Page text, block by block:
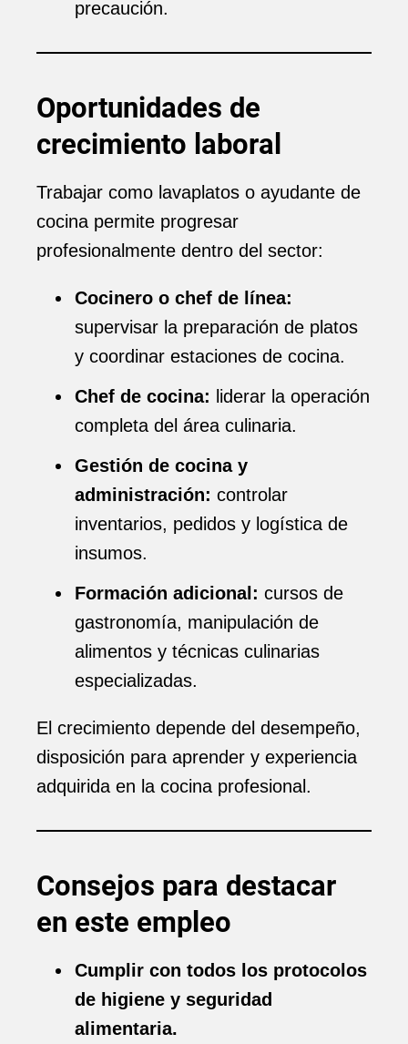
precaución.
Oportunidades de
crecimiento laboral
Trabajar como lavaplatos o ayudante de
cocina permite progresar
profesionalmente dentro del sector:
Cocinero o chef de línea:
supervisar la preparación de platos
y coordinar estaciones de cocina.
Chef de cocina: liderar la operación
completa del área culinaria.
Gestión de cocina y
administración: controlar
inventarios, pedidos y logística de
insumos.
Formación adicional: cursos de
gastronomía, manipulación de
alimentos y técnicas culinarias
especializadas.
El crecimiento depende del desempeño,
disposición para aprender y experiencia
adquirida en la cocina profesional.
Consejos para destacar
en este empleo
Cumplir con todos los protocolos
de higiene y seguridad
alimentaria.